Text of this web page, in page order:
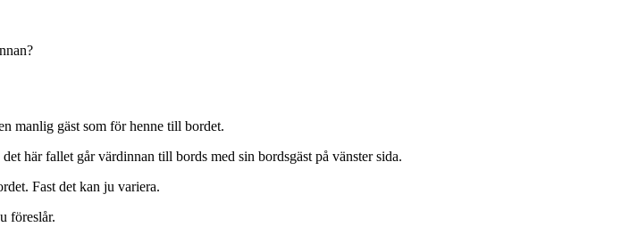
manlig gäst som för henne till bordet.
här fallet går värdinnan till bords med sin bordsgäst på vänster sida.
Fast det kan ju variera.
föreslår.